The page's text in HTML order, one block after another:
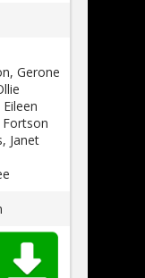
Gerone
Janet